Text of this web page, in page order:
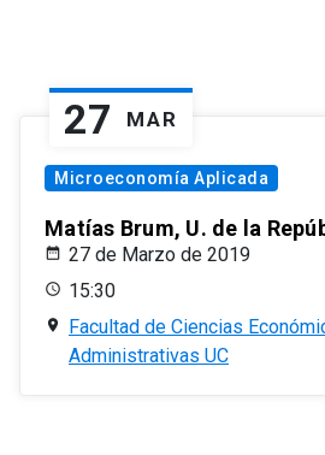
27 MAR
Microeconomía Aplicada
Matías Brum, U. de la
27 de Marzo de 2019
15:30
Facultad de Ciencias
Administrativas UC